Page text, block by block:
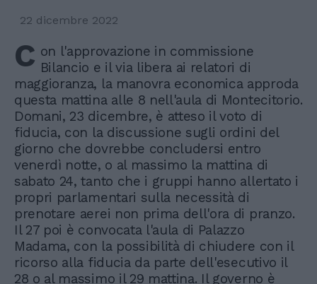
22 dicembre 2022
C on l'approvazione in commissione
Bilancio e il via libera ai relatori di
maggioranza, la manovra economica approda
questa mattina alle 8 nell'aula di Montecitorio.
Domani, 23 dicembre, è atteso il voto di
fiducia, con la discussione sugli ordini del
giorno che dovrebbe concludersi entro
venerdì notte, o al massimo la mattina di
sabato 24, tanto che i gruppi hanno allertato i
propri parlamentari sulla necessità di
prenotare aerei non prima dell'ora di pranzo.
Il 27 poi è convocata l'aula di Palazzo
Madama, con la possibilità di chiudere con il
ricorso alla fiducia da parte dell'esecutivo il
28 o al massimo il 29 mattina. Il governo è